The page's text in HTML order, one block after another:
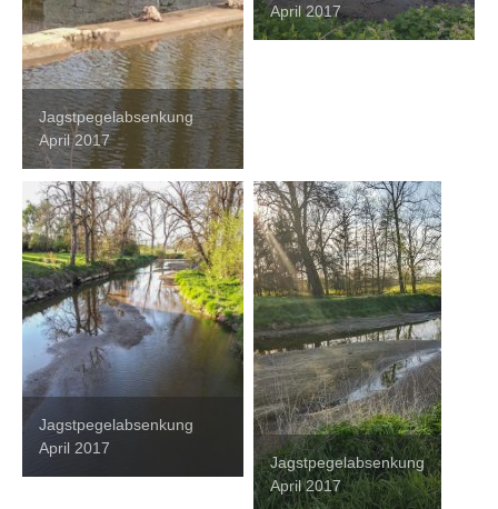
Jagstpegelabsenkung
April 2017
April 2017
Jagstpegelabsenkung
April 2017
Jagstpegelabsenkung
April 2017